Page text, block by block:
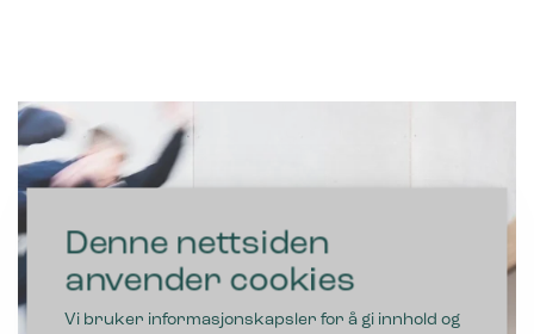
Denne nettsiden
anvender cookies
Vi bruker informasjonskapsler for å gi innhold og